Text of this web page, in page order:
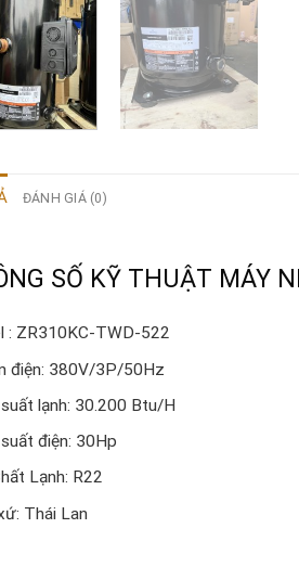
ĐÁNH GIÁ (0)
SỐ KỸ THUẬT MÁY
: ZR310KC-TWD-522
điện: 380V/3P/50Hz
lạnh: 30.200 Btu/H
điện: 30Hp
Lạnh: R22
Thái Lan